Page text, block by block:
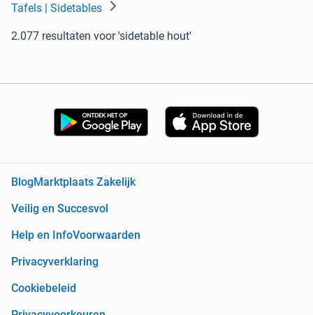
Tafels | Sidetables
2.077 resultaten voor 'sidetable hout'
BlogMarktplaats Zakelijk
Veilig en Succesvol
Help en InfoVoorwaarden
Privacyverklaring
Cookiebeleid